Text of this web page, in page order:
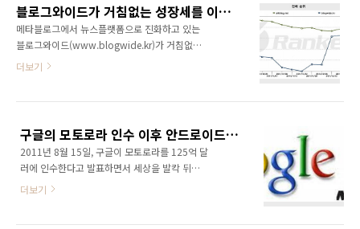
나 쉽기 때문이다. 그러나 그 내면을 살펴보면 이
것이 반드시 폐..
일으키지는 못했다. 물론 이동통신사가 고가 요
금제에서만 마이피플을 사용할 수 있도록 허용
했기 때문일 수도 있지만 카카오톡과 같은 무게
감은 분명 아닐 것이다. 3,500만 명 이라면 스마
카카오톡을 쓰고 있다는 이야기인데.. 이들이 보
신사는 어떻게 될까? 분명 보이스톡은 이동통신
사에게 엄청난 위기다. 모..
블로그와이드가 거침없는 성장세를 이어가고 있습니다!
메타블로그에서 뉴스플랫폼으로 진화하고 있는
블로그와이드(www.blogwide.kr)가 거침없는
성장세를 이어가고 있습니다. 2011년 12월에
에 급상승하면서 지금은 올블로그와 거의 비슷
한 수준에 도달해 있습니다. 물론 올블로그가 예
전의 올블로그는 아니지만 그래도 시사하는 바
가 매우 큽니다. 블로그와이드의 전체 사이트 순
랫폼으로 진화하면서 이렇게 급격하게 상승하고
더보기
구글의 모토로라 인수 이후 안드로이드 생태계는?
2011년 8월 15일, 구글이 모토로라를 125억 달
러에 인수한다고 발표하면서 세상을 발칵 뒤집
어 놓았다. 세계에서 현금을 가장 많이 보유하고
더보기